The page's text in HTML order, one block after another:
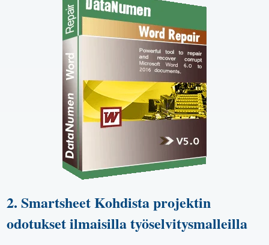
2. Smartsheet Kohdista projektin
odotukset ilmaisilla työselvitysmalleilla